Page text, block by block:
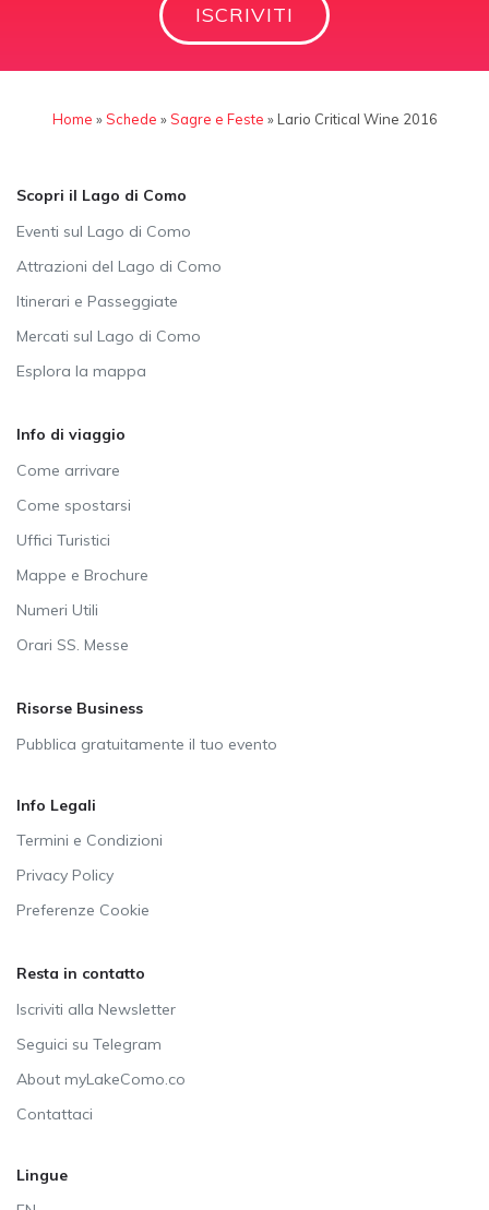
ISCRIVITI
Home »Schede »Sagre e Feste » Lario Critical Wine 2016
Scopri il Lago di Como
Eventi sul Lago di Como
Attrazioni del Lago di Como
Itinerari e Passeggiate
Mercati sul Lago di Como
Esplora la mappa
Info di viaggio
Come arrivare
Come spostarsi
Uffici Turistici
Mappe e Brochure
Numeri Utili
Orari SS. Messe
Risorse Business
Pubblica gratuitamente il tuo evento
Info Legali
Termini e Condizioni
Privacy Policy
Preferenze Cookie
Resta in contatto
Iscriviti alla Newsletter
Seguici su Telegram
About myLakeComo.co
Contattaci
Lingue